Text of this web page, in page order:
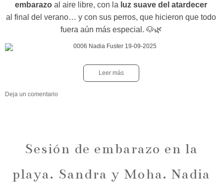
embarazo al aire libre, con la luz suave del atardecer
al final del verano… y con sus perros, que hicieron que todo
fuera aún más especial. 🐶🌿
Leer más
Deja un comentario
Sesión de embarazo en la
playa. Sandra y Moha. Nadia